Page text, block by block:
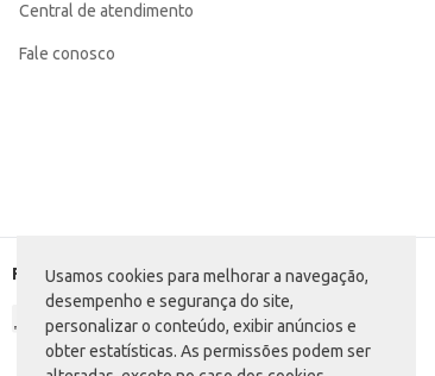
Usamos cookies para melhorar a navegação,
desempenho e segurança do site,
personalizar o conteúdo, exibir anúncios e
obter estatísticas. As permissões podem ser
Central de atendimento
Fale conosco
Formas de pagamento